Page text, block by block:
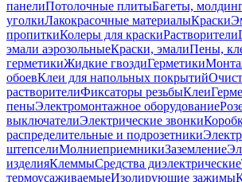
панелиПотолочные плитыБагеты,
уголкиЛакокрасочные материалыКраски
пропиткиКолеры для краскиРастворители
эмали аэрозольныеКраски, эмалиПены,
герметикиЖидкие гвоздиГерметики
обоевКлеи для напольных покрытий
растворителиФиксаторы резьбыКлеи
пеныЭлектромонтажное оборудование
выключателиЭлектрические звонки
распределительные и подрозетники
штепселиМолниеприемникиЗаземление
изделияКлеммыСредства диэлектрические
термоусаживаемыеИзолирующие зажимы